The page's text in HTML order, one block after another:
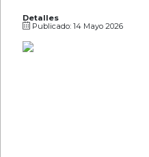
Detalles
Publicado: 14 Mayo 2026